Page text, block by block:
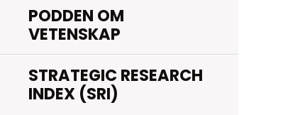
PODDEN OM
VETENSKAP
STRATEGIC RESEARCH
INDEX (SRI)